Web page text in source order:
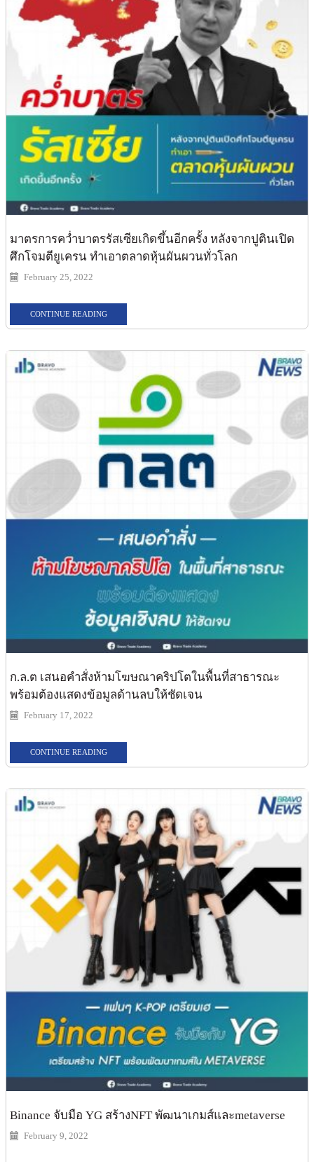
มาตรการคว่ำบาตรรัสเซียเกิดขึ้นอีกครั้ง หลังจากปูตินเปิด
ศึกโจมตียูเครน ทำเอาตลาดหุ้นผันผวนทั่วโลก
February 25, 2022
CONTINUE READING
ก.ล.ต เสนอคำสั่งห้ามโฆษณาคริปโตในพื้นที่สาธารณะ
พร้อมต้องแสดงข้อมูลด้านลบให้ชัดเจน
February 17, 2022
CONTINUE READING
Binance จับมือ YG สร้างNFT พัฒนาเกมส์และmetaverse
February 9, 2022